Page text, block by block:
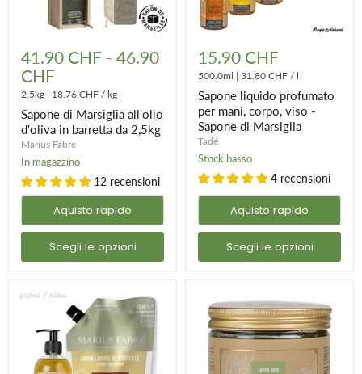
di
Marsiglia
all'olio
d'oliva
in
barretta
da
2,5kg
41.90 CHF - 46.90
CHF
2.5kg | 18.76 CHF / kg
Sapone di Marsiglia all'olio
d'oliva in barretta da 2,5kg
Marius Fabre
In magazzino
12 recensioni
Aquisto rapido
Scegli le opzioni
liquido
profumato
per
mani,
corpo,
viso
Sapone
di
Marsiglia
15.90 CHF
500.0ml | 31.80 CHF / l
Sapone liquido profumato
per mani, corpo, viso -
Sapone di Marsiglia
Tadé
Stock basso
4 recensioni
Aquisto rapido
Scegli le opzioni